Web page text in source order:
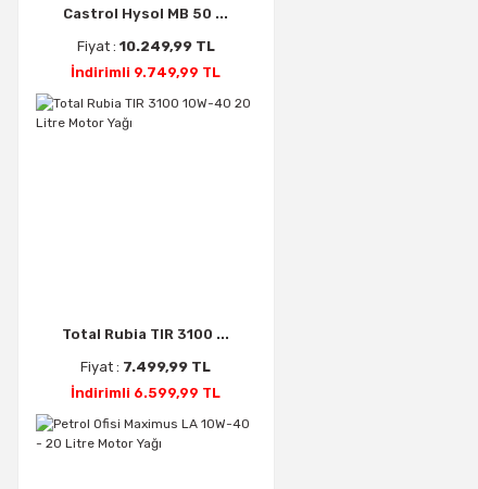
Castrol Hysol MB 50 ...
Fiyat : 10.249,99 TL
İndirimli 9.749,99 TL
Total Rubia TIR 3100 ...
Fiyat : 7.499,99 TL
İndirimli 6.599,99 TL